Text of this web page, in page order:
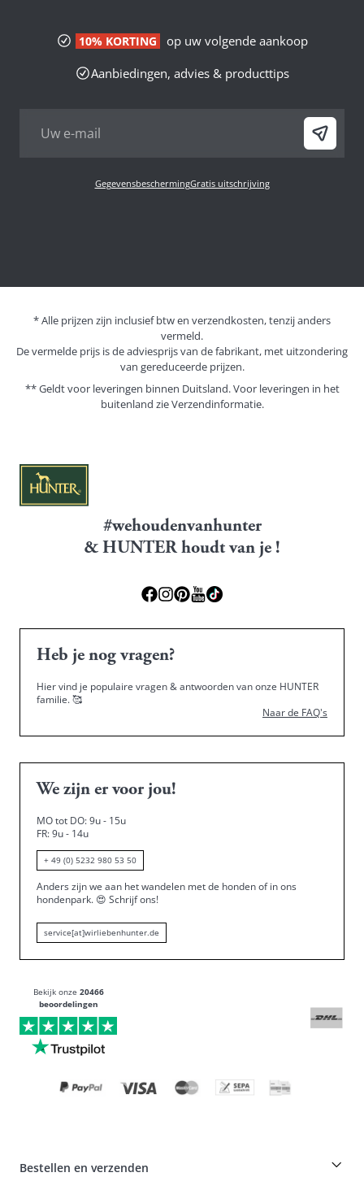
10% KORTING
op uw volgende aankoop
Aanbiedingen, advies & producttips
GegevensbeschermingGratis uitschrijving
* Alle prijzen zijn inclusief btw en verzendkosten, tenzij anders
vermeld.
De vermelde prijs is de adviesprijs van de fabrikant, met uitzondering
van gereduceerde prijzen.
** Geldt voor leveringen binnen Duitsland. Voor leveringen in het
buitenland zieVerzendinformatie.
#wehoudenvanhunter
& HUNTER houdt van je !
Heb je nog vragen?
Hier vind je populaire vragen & antwoorden van onze HUNTER
familie.🥰
Naar de FAQ's
We zijn er voor jou!
MO tot DO: 9u - 15u
FR: 9u - 14u
+ 49 (0) 5232 980 53 50
Anders zijn we aan het wandelen met de honden of in ons
hondenpark. 😍 Schrijf ons!
service[at]wirliebenhunter.de
Bekijk onze 20466
beoordelingen
Bestellen en verzenden